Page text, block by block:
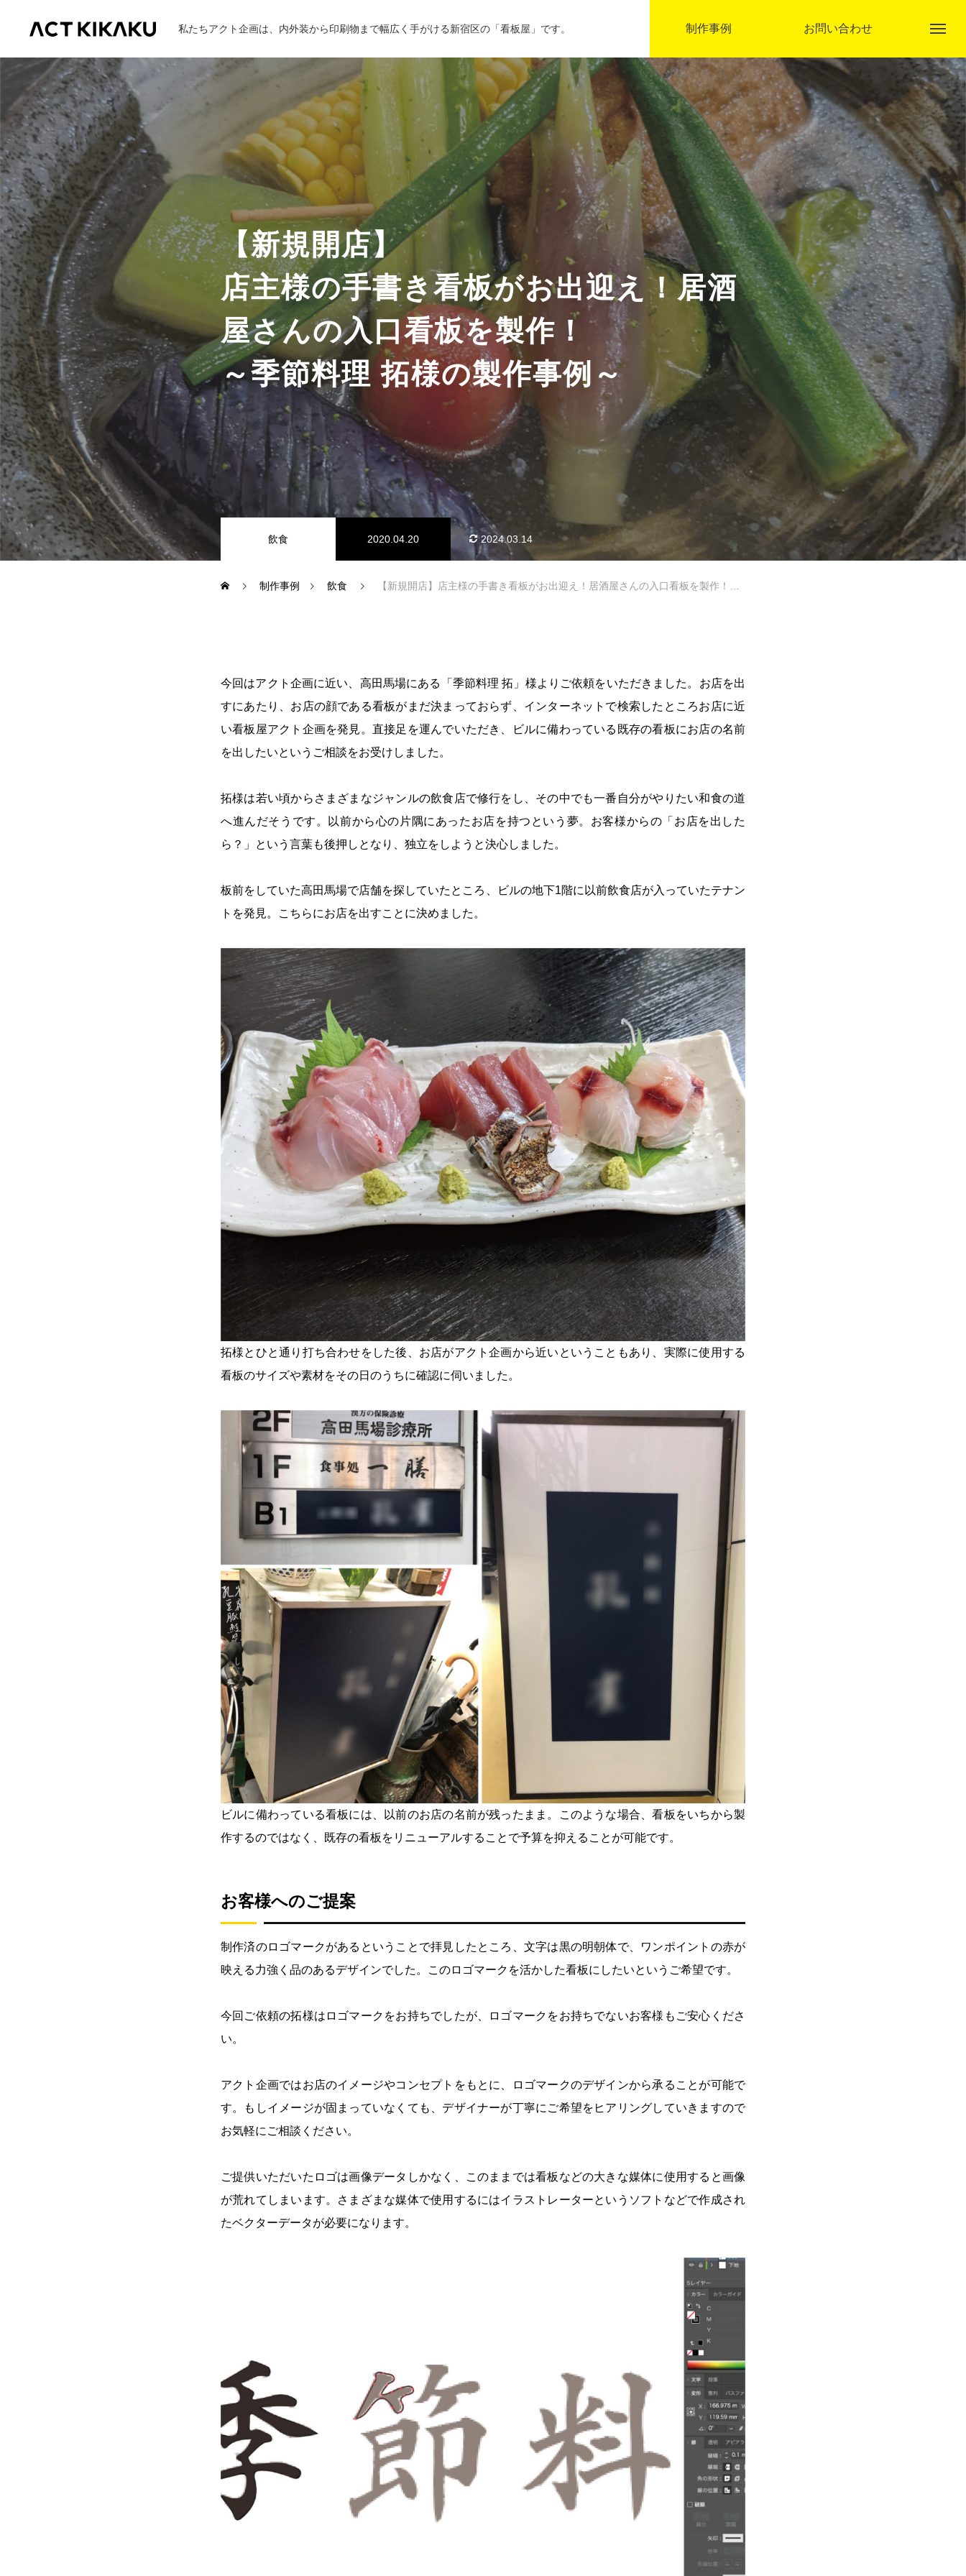
私たちアクト企画は、内外装から印刷物まで幅広く手がける新宿区の「看板屋」です。 制作事例 お問い合わせ
ABOUT アクト企画とは
企業理念 代表挨拶 事業内容
製作の流れ
WORKS 制作事例
COMPANY 会社情報
RECRUIT
CONTACT お問い合わせ
【新規開店】
店主様の手書き看板がお出迎え！居酒
屋さんの入口看板を製作！
～季節料理 拓様の製作事例～
飲食 2020.04.20 2024.03.14
制作事例 飲食 【新規開店】店主様の手書き看板がお出迎え！居酒屋さんの入口看板を製作！～季節料理 拓様の製作事例～
今回はアクト企画に近い、高田馬場にある「季節料理 拓」様よりご依頼をいただきました。お店を出
すにあたり、お店の顔である看板がまだ決まっておらず、インターネットで検索したところお店に近
い看板屋アクト企画を発見。直接足を運んでいただき、ビルに備わっている既存の看板にお店の名前
を出したいというご相談をお受けしました。
拓様は若い頃からさまざまなジャンルの飲食店で修行をし、その中でも一番自分がやりたい和食の道
へ進んだそうです。以前から心の片隅にあったお店を持つという夢。お客様からの「お店を出した
ら？」という言葉も後押しとなり、独立をしようと決心しました。
板前をしていた高田馬場で店舗を探していたところ、ビルの地下1階に以前飲食店が入っていたテナン
トを発見。こちらにお店を出すことに決めました。
拓様とひと通り打ち合わせをした後、お店がアクト企画から近いということもあり、実際に使用する
看板のサイズや素材をその日のうちに確認に伺いました。
ビルに備わっている看板には、以前のお店の名前が残ったまま。このような場合、看板をいちから製
作するのではなく、既存の看板をリニューアルすることで予算を抑えることが可能です。
お客様へのご提案
制作済のロゴマークがあるということで拝見したところ、文字は黒の明朝体で、ワンポイントの赤が
映える力強く品のあるデザインでした。このロゴマークを活かした看板にしたいというご希望です。
今回ご依頼の拓様はロゴマークをお持ちでしたが、ロゴマークをお持ちでないお客様もご安心くださ
い。
アクト企画ではお店のイメージやコンセプトをもとに、ロゴマークのデザインから承ることが可能で
す。もしイメージが固まっていなくても、デザイナーが丁寧にご希望をヒアリングしていきますので
お気軽にご相談ください。
ご提供いただいたロゴは画像データしかなく、このままでは看板などの大きな媒体に使用すると画像
が荒れてしまいます。さまざまな媒体で使用するにはイラストレーターというソフトなどで作成され
たベクターデータが必要になります。